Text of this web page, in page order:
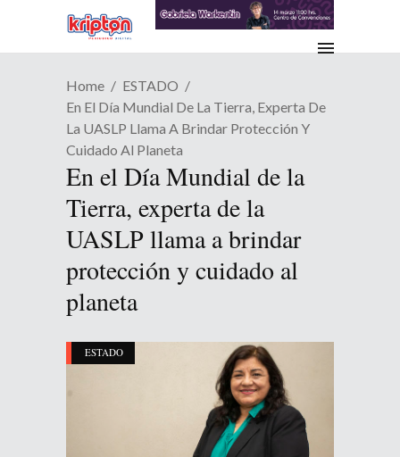
Home
ESTADO
En El Día Mundial De La Tierra, Experta De
La UASLP Llama A Brindar Protección Y
Cuidado Al Planeta
En el Día Mundial de la
Tierra, experta de la
UASLP llama a brindar
protección y cuidado al
planeta
ESTADO